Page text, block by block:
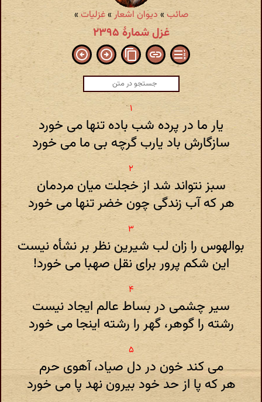
صائب »دیوان اشعار»غزلیات»
غزل شمارهٔ ۲۳۹۵
یار ما در پرده شب باده تنها می خورد
سازگارش باد یارب گرچه بی ما می خورد
سبز نتواند شد از خجلت میان مردمان
هر که آب زندگی چون خضر تنها می خورد
بوالهوس را زان لب شیرین نظر بر نشأه نیست
این شکم پرور برای نقل صهبا می خورد!
سیر چشمی در بساط عالم ایجاد نیست
رشته را گوهر، گهر را رشته اینجا می خورد
می کند خون در دل صیاد، آهوی حرم
هر که پا از حد خود بیرون نهد پا می خورد